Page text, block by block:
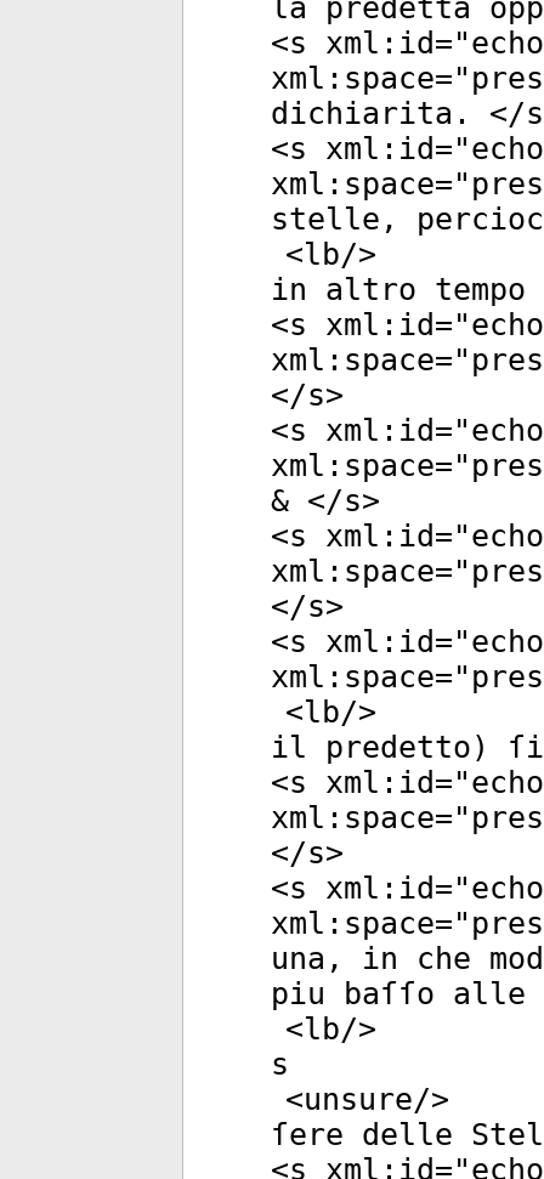
la predetta
<s xml:id="
xml:space="
dichiarita. </s
<s xml:id="
xml:space="
stelle,
<lb/>
in altro tempo
<s xml:id="
xml:space="
</s>
<s xml:id="
xml:space="
& </s>
<s xml:id="
xml:space="
</s>
<s xml:id="
xml:space="
<lb/>
il predetto) ſi
<s xml:id="
xml:space="
</s>
<s xml:id="
xml:space="
una, in che
piu baſſo alle
<lb/>
s
<unsure/>
ſere delle
<s xml:id="